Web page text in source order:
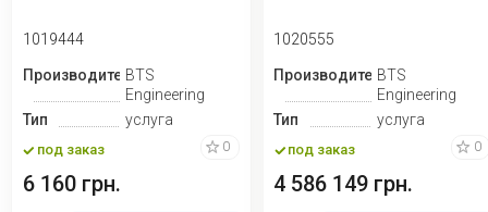
1019444
ПроизводительBTS
Engineering
Тип
услуга
под заказ 0
6 160 грн.
1020555
ПроизводительBTS
Engineering
Тип
услуга
под заказ 0
4 586 149 грн.